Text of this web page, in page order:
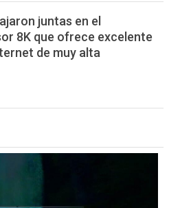
juntas en el
8K que ofrece excelente
de muy alta